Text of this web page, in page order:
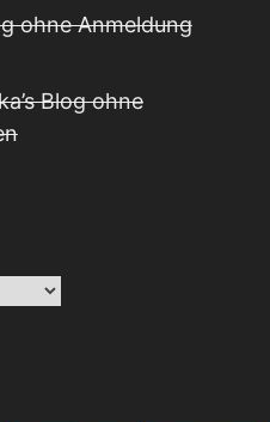
ohne Anmeldung
Blog ohne